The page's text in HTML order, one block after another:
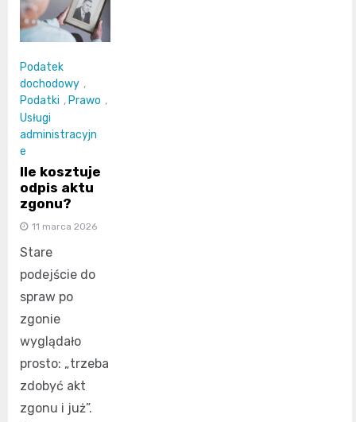
Podatek
dochodowy ,
Podatki , Prawo ,
Usługi
administracyjn
e
Ile kosztuje
odpis aktu
zgonu?
11 marca 2026
Stare
podejście do
spraw po
zgonie
wyglądało
prosto: „trzeba
zdobyć akt
zgonu i już”.